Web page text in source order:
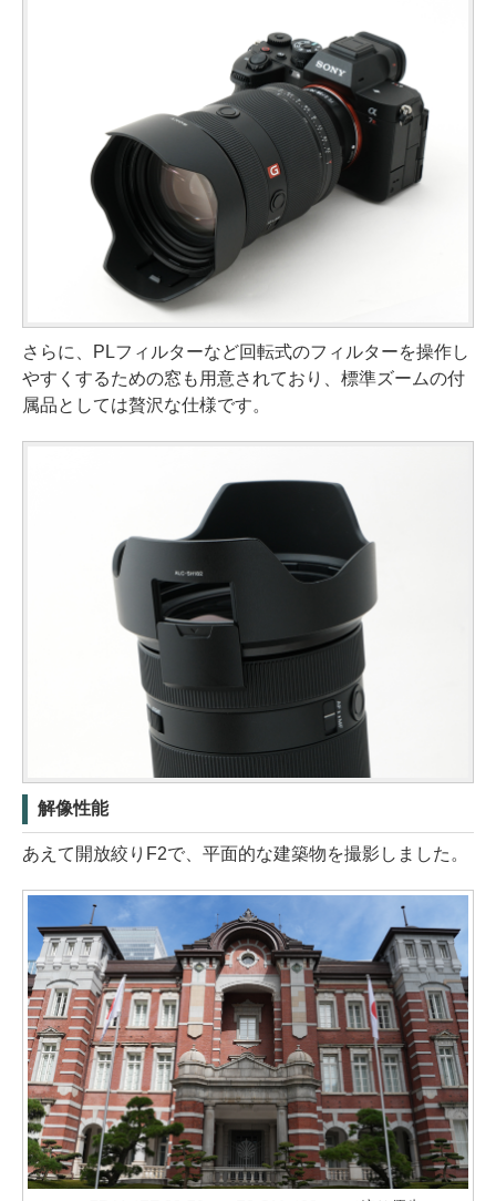
さらに、PLフィルターなど回転式のフィルターを操作し
やすくするための窓も用意されており、標準ズームの付
属品としては贅沢な仕様です。
解像性能
あえて開放絞りF2で、平面的な建築物を撮影しました。